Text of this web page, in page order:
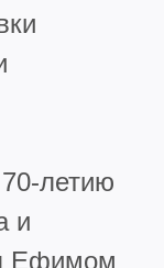
летию
и
Ефимом